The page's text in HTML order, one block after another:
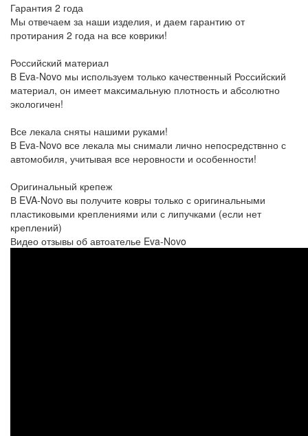
Гарантия 2 года
Мы отвечаем за наши изделия, и даем гарантию от
протирания 2 года на все коврики!
Российский материал
В Eva-Novo мы используем только качественный Российский
материал, он имеет максимальную плотность и абсолютно
экологичен!
Все лекала сняты нашими руками!
В Eva-Novo все лекала мы снимали лично непосредствнно с
автомобиля, учитывая все неровности и особенности!
Оригинальный крепеж
В EVA-Novo вы получите ковры только с оригинальными
пластиковыми креплениями или с липучками (если нет
креплений)
Видео отзывы об автоателье Eva-Novo